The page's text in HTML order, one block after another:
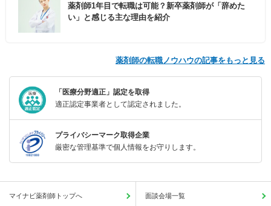
薬剤師1年目で転職は可能？新卒薬剤師が「辞めた
い」と感じる主な理由を紹介
薬剤師の転職ノウハウの記事をもっと見る
「医療分野適正」認定を取得
適正認定事業者として認定されました。
プライバシーマーク取得企業
厳密な管理基準で個人情報をお守りします。
マイナビ薬剤師トップへ 面談会場一覧